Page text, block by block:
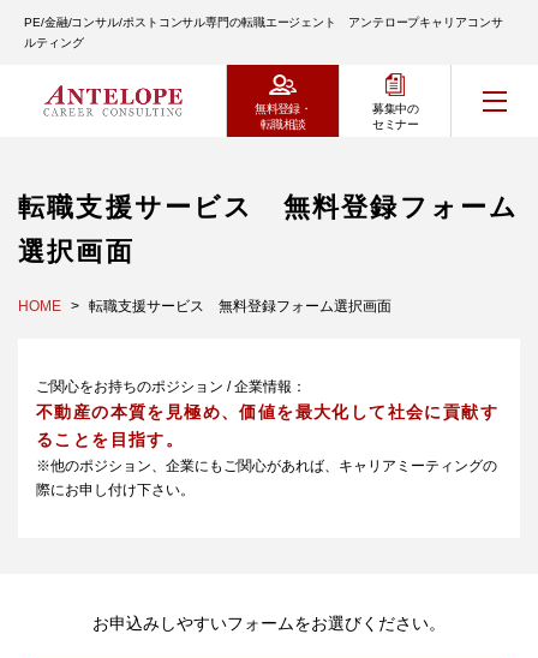
PE/金融/コンサル/ポストコンサル専門の転職エージェント アンテロープキャリアコンサ
ルティング
無料登録・
転職相談
募集中の
セミナー
転職支援サービス 無料登録フォーム
選択画面
HOME 転職支援サービス 無料登録フォーム選択画面
ご関心をお持ちのポジション / 企業情報：
不動産の本質を見極め、価値を最大化して社会に貢献す
ることを目指す。
※他のポジション、企業にもご関心があれば、キャリアミーティングの
際にお申し付け下さい。
お申込みしやすいフォームをお選びください。